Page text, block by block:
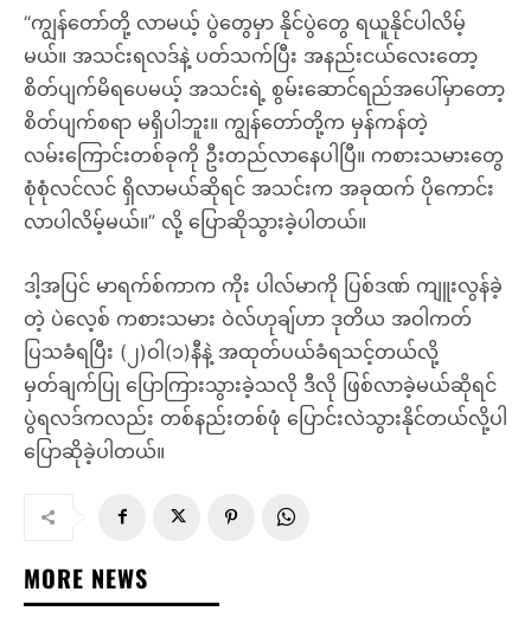
“ကျွန်တော်တို့ လာမယ့် ပွဲတွေမှာ နိုင်ပွဲတွေ ရယူနိုင်ပါလိမ့်
မယ်။ အသင်းရလဒ်နဲ့ ပတ်သက်ပြီး အနည်းငယ်လေးတော့
စိတ်ပျက်မိရပေမယ့် အသင်းရဲ့ စွမ်းဆောင်ရည်အပေါ်မှာတော့
စိတ်ပျက်စရာ မရှိပါဘူး။ ကျွန်တော်တို့က မှန်ကန်တဲ့
လမ်းကြောင်းတစ်ခုကို ဦးတည်လာနေပါပြီ။ ကစားသမားတွေ
စုံစုံလင်လင် ရှိလာမယ်ဆိုရင် အသင်းက အခုထက် ပိုကောင်း
လာပါလိမ့်မယ်။” လို့ ပြောဆိုသွားခဲ့ပါတယ်။
ဒါ့အပြင် မာရက်စ်ကာက ကိုး ပါလ်မာကို ပြစ်ဒဏ် ကျူးလွန်ခဲ့
တဲ့ ပဲလေ့စ် ကစားသမား ဝဲလ်ဟုချ်ဟာ ဒုတိယ အဝါကတ်
ပြသခံရပြီး (၂)ဝါ(၁)နီနဲ့ အထုတ်ပယ်ခံရသင့်တယ်လို့
မှတ်ချက်ပြု ပြောကြားသွားခဲ့သလို ဒီလို ဖြစ်လာခဲ့မယ်ဆိုရင်
ပွဲရလဒ်ကလည်း တစ်နည်းတစ်ဖုံ ပြောင်းလဲသွားနိုင်တယ်လို့ပါ
ပြောဆိုခဲ့ပါတယ်။
MORE NEWS